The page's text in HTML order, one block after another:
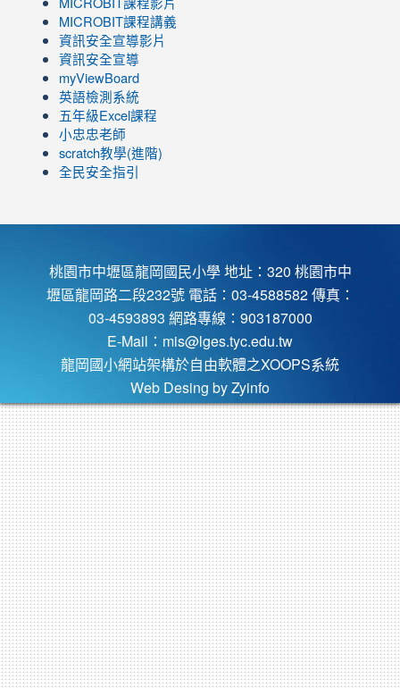
to
https://www.youtube.com/channel/UC8LghzcV5-
ZBGmXwlbUndNA/videos?
view=0&sort=dd&shelf_id=0
MICROBIT課程影片
link
to
https://www.youtube.com/channel/UC8LghzcV5-
ZBGmXwlbUndNA/videos?
view=0&sort=dd&shelf_id=0
MICROBIT課程講義
資訊安全宣導影片
資訊安全宣導
myViewBoard
英語檢測系統
五年級Excel課程
小忠忠老師
scratch教學(進階)
全民安全指引
桃園市中壢區龍岡國民小學 地址：320 桃園市中
壢區龍岡路二段232號 電話：03-4588582 傳真：
03-4593893 網路專線：903187000
E-Mail： mis@lges.tyc.edu.tw
龍岡國小網站架構於自由軟體之XOOPS系統
Web Desing by Zyinfo